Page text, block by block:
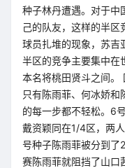
种子林丹遭遇。对于中
己的队友，这样的半区
球员扎堆的现象，苏吉
半区的竞争主要集中在
本名将桃田贤斗之间。
只有陈雨菲、何冰娇
的每一步都不轻松。6
戴资颖同在1/4区，两
号种子陈雨菲被分到了
赛陈雨菲就阻挡了山口